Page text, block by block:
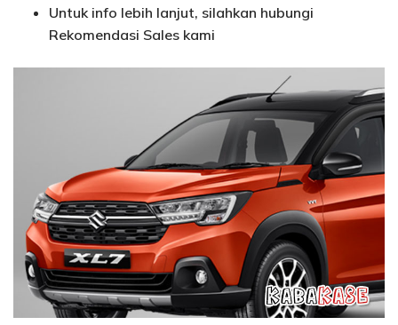
Untuk info lebih lanjut, silahkan hubungi
Rekomendasi Sales kami